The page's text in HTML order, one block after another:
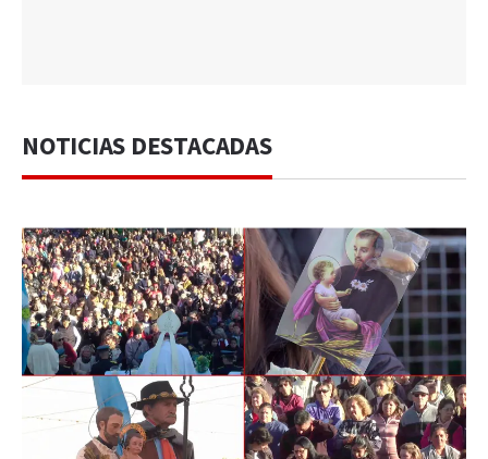
NOTICIAS DESTACADAS